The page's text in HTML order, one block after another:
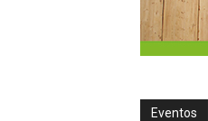
Eventos